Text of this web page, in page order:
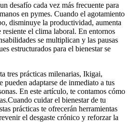
desafío cada vez más frecuente para
en pymes. Cuando el agotamiento
disminuye la productividad, aumenta
el clima laboral. En entornos
se multiplican y las pausas
estructurados para el bienestar se
tres prácticas milenarias, Ikigai,
adaptarse de inmediato a tus
En este artículo, te contamos cómo
cuidar el bienestar de tu
prácticas te ofrecerán herramientas
el desgaste crónico y reforzar la